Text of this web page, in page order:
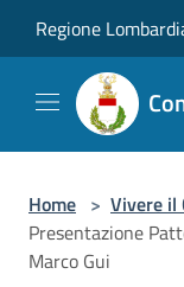
Regione
Home > Vivere il
Presentazione
Marco Gui